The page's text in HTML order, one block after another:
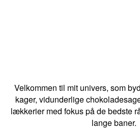
Velkommen til mit univers, som
kager, vidunderlige
lækkerier med fokus på de bedste
lange baner.